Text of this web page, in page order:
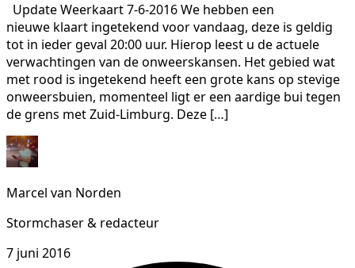
Update Weerkaart 7-6-2016 We hebben een
nieuwe klaart ingetekend voor vandaag, deze is geldig
tot in ieder geval 20:00 uur. Hierop leest u de actuele
verwachtingen van de onweerskansen. Het gebied wat
met rood is ingetekend heeft een grote kans op stevige
onweersbuien, momenteel ligt er een aardige bui tegen
de grens met Zuid-Limburg. Deze […]
Marcel van Norden
Stormchaser & redacteur
7 juni 2016